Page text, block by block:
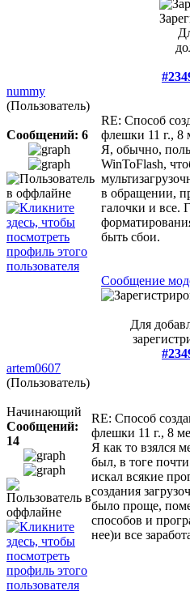
nummy
(Пользователь)
Сообщений: 6
RE: Способ
флешки 11 г., 8
Я, обычно,
WinToFlash,
в обращении,
галочки и все.
быть сбои.
Сообщение
Для
artem0607
(Пользователь)
Начинающий
Сообщений:
14
RE: Способ
флешки 11 г., 8
Я как то взялся
был, в тоге
искал всякие
создания
было проще,
способов и
нее)и все